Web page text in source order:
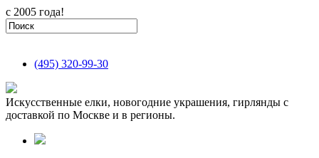
с 2005 года!
(495) 320-99-30
Искусственные елки, новогодние украшения, гирлянды с
доставкой по Москве и в регионы.